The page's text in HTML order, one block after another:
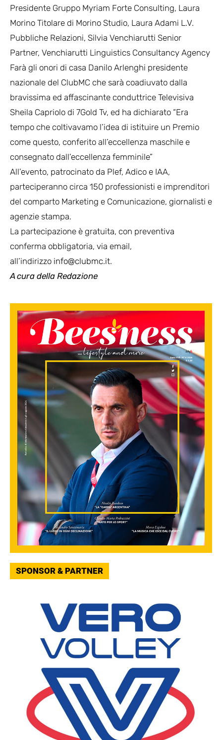
Presidente Gruppo Myriam Forte Consulting, Laura
Morino Titolare di Morino Studio, Laura Adami L.V.
Pubbliche Relazioni, Silvia Venchiarutti Senior
Partner, Venchiarutti Linguistics Consultancy Agency
Farà gli onori di casa Danilo Arlenghi presidente
nazionale del ClubMC che sarà coadiuvato dalla
bravissima ed affascinante conduttrice Televisiva
Sheila Capriolo di 7Gold Tv, ed ha dichiarato “Era
tempo che coltivavamo l’idea di istituire un Premio
come questo, conferito all’eccellenza maschile e
consegnato dall’eccellenza femminile”
All’evento, patrocinato da Plef, Adico e IAA,
parteciperanno circa 150 professionisti e imprenditori
del comparto Marketing e Comunicazione, giornalisti e
agenzie stampa.
La partecipazione è gratuita, con preventiva
conferma obbligatoria, via email,
all’indirizzo info@clubmc.it.
A cura della Redazione
SPONSOR & PARTNER